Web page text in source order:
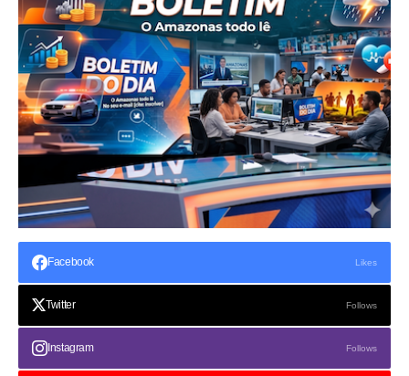
Facebook Likes
Twitter Follows
Instagram Follows